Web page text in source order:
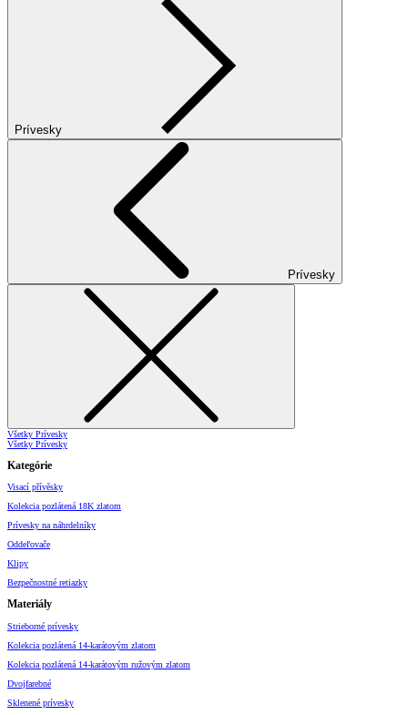
Prívesky
Prívesky
Všetky Prívesky
Všetky Prívesky
Kategórie
Visací přívěsky
Kolekcia pozlátená 18K zlatom
Prívesky na náhrdelníky
Oddeľovače
Klipy
Bezpečnostné retiazky
Materiály
Strieborné prívesky
Kolekcia pozlátená 14-karátovým zlatom
Kolekcia pozlátená 14-karátovým ružovým zlatom
Dvojfarebné
Sklenené prívesky